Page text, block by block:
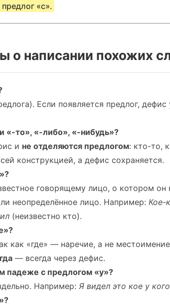
«с».
о написании похожих
Если появляется предлог, дефис
«-то», «-либо», «-нибудь»?
и не отделяются предлогом: кто-то,
конструкцией, а дефис сохраняется.
говорящему лицо, о котором он
неопределённое лицо. Например: Кое-
(неизвестно кто).
как «где» — наречие, а не
— всегда через дефис.
падеже с предлогом «у»?
Например: Я видел это кое у